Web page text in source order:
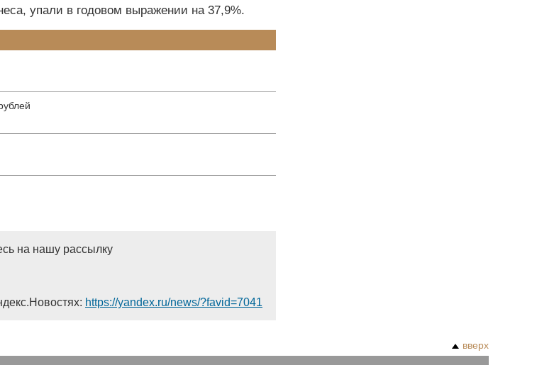
упали в годовом выражении на 37,9%.
на нашу рассылку
https://yandex.ru/news/?favid=7041
вверх